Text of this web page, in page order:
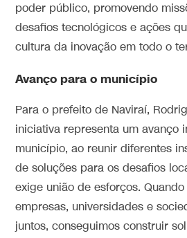
poder público, promovendo
desafios tecnológicos e ações
cultura da inovação em todo o
Avanço para o município
Para o prefeito de Naviraí,
iniciativa representa um avanço
município, ao reunir diferentes
de soluções para os desafios
exige união de esforços.
empresas, universidades e
juntos, conseguimos construir